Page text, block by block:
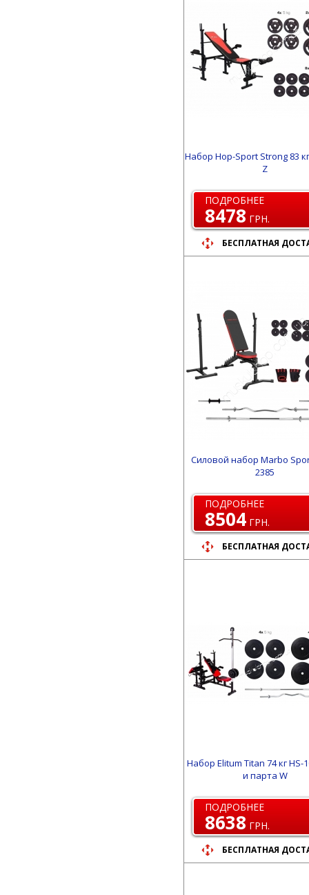
Набор Hop-Sport Strong 83
Z
ПОДРОБНЕЕ
8478 ГРН.
БЕСПЛАТНАЯ
Силовой набор Marbo
2385
ПОДРОБНЕЕ
8504 ГРН.
БЕСПЛАТНАЯ
Набор Elitum Titan 74 кг HS-
и парта W
ПОДРОБНЕЕ
8638 ГРН.
БЕСПЛАТНАЯ